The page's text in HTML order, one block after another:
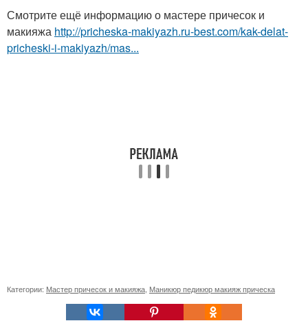
Смотрите ещё информацию о мастере причесок и
макияжа http://pricheska-makiyazh.ru-best.com/kak-delat-
pricheski-i-makiyazh/mas...
Категории: Мастер причесок и макияжа Маникюр педикюр макияж прическа